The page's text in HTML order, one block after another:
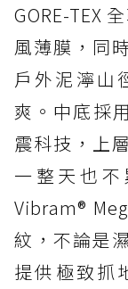
GORE-TEX
風薄膜，同
戶外泥濘山
爽。中底採
震科技，上
一整天也
Vibram®
紋，不論是
提供極致抓